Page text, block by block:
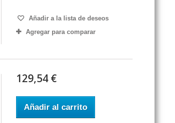
Añadir a la lista de deseos
Agregar para comparar
129,54 €
Añadir al carrito